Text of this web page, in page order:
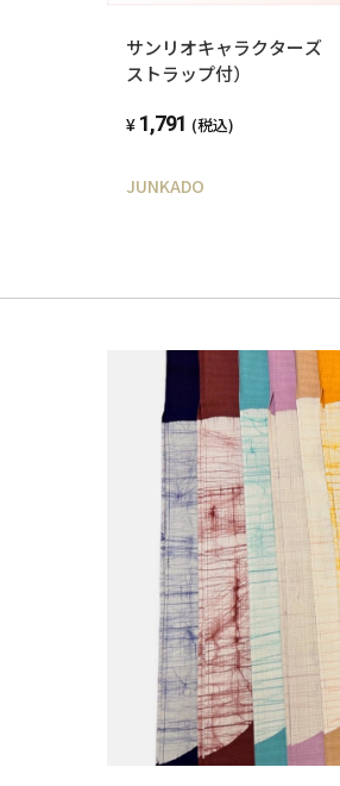
サンリオキャラクターズ
ストラップ付）
1,791 (税込)
JUNKADO